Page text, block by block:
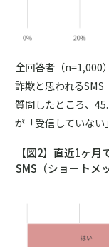
全回答者（n=1,000
詐欺と思われる
質問したところ、
が「受信していない
【図2】直近1ヶ月
SMS（ショートメ